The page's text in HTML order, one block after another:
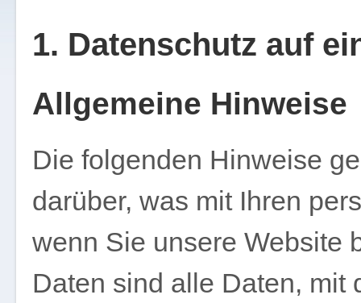
1. Datenschutz auf
Allgemeine Hinweise
Die folgenden Hinweise
darüber, was mit Ihren
wenn Sie unsere Website
Daten sind alle Daten, mit